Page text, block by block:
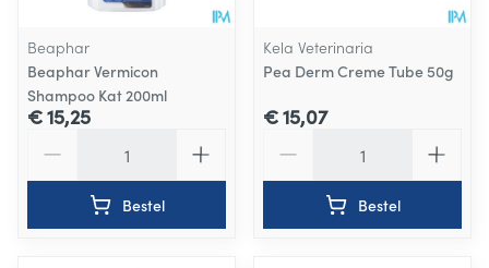
Beaphar
Beaphar Vermicon
Shampoo Kat 200ml
€ 15,25
Bestel
Kela Veterinaria
Pea Derm Creme Tube 50g
€ 15,07
Bestel